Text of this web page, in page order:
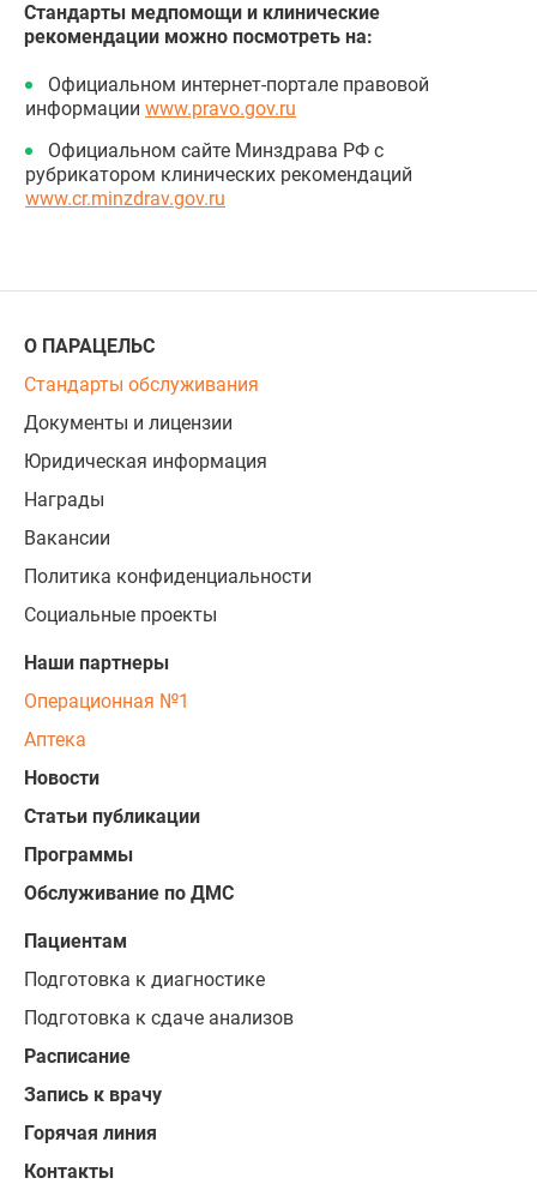
Стандарты медпомощи и клинические
рекомендации можно посмотреть на:
Официальном интернет-портале правовой
информации www.pravo.gov.ru
Официальном сайте Минздрава РФ с
рубрикатором клинических рекомендаций
www.cr.minzdrav.gov.ru
О ПАРАЦЕЛЬС
Стандарты обслуживания
Документы и лицензии
Юридическая информация
Награды
Вакансии
Политика конфиденциальности
Социальные проекты
Наши партнеры
Операционная №1
Аптека
Новости
Статьи публикации
Программы
Обслуживание по ДМС
Пациентам
Подготовка к диагностике
Подготовка к сдаче анализов
Расписание
Запись к врачу
Горячая линия
Контакты